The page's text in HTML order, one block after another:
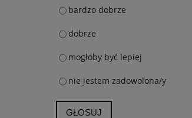
bardzo dobrze
dobrze
mogłoby być lepiej
nie jestem zadowolona/y
GŁOSUJ